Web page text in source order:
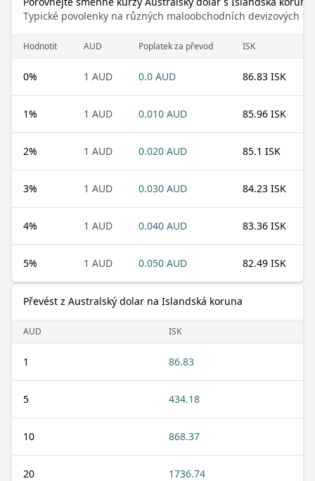
Typické povolenky na různých maloobchodních devizových
Hodnotit AUD Poplatek za převod ISK
0% 1 AUD 0.0 AUD 86.83 ISK
1% 1 AUD 0.010 AUD 85.96 ISK
2% 1 AUD 0.020 AUD 85.1 ISK
3% 1 AUD 0.030 AUD 84.23 ISK
4% 1 AUD 0.040 AUD 83.36 ISK
5% 1 AUD 0.050 AUD 82.49 ISK
Převést z Australský dolar na Islandská koruna
AUD ISK
1 86.83
5 434.18
10 868.37
20 1736.74